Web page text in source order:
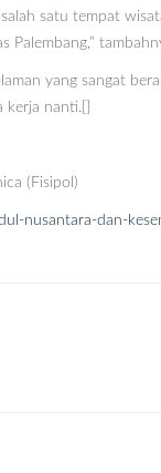
satu tempat
Palembang,”
yang sangat
nanti.[]
(Fisipol)
nusantara-dan-